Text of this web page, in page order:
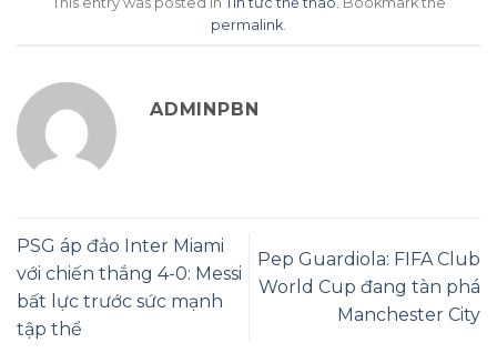
permalink
ADMINPBN
PSG áp đảo Inter Miami
với chiến thắng 4-0: Messi
bất lực trước sức mạnh
tập thể
Pep Guardiola: FIFA Club
World Cup đang tàn phá
Manchester City